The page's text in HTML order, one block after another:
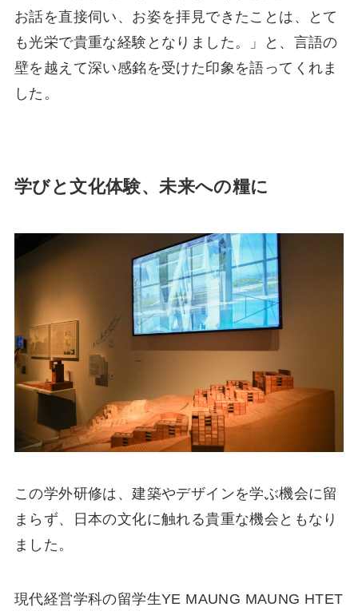
お話を直接伺い、お姿を拝見できたことは、とて
も光栄で貴重な経験となりました。」と、言語の
壁を越えて深い感銘を受けた印象を語ってくれま
した。
学びと文化体験、未来への糧に
この学外研修は、建築やデザインを学ぶ機会に留
まらず、日本の文化に触れる貴重な機会ともなり
ました。
現代経営学科の留学生YE MAUNG MAUNG HTET